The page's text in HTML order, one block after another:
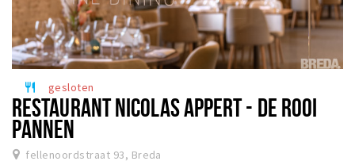
restaurant gesloten
RESTAURANT NICOLAS APPERT - DE ROOI
PANNEN
fellenoordstraat 93, Breda